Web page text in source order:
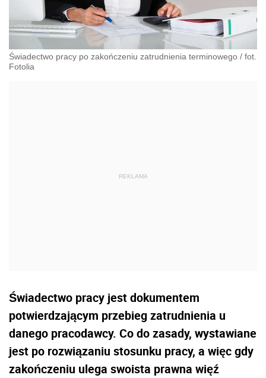
Świadectwo pracy po zakończeniu zatrudnienia terminowego / fot.
Fotolia
Świadectwo pracy jest dokumentem
potwierdzającym przebieg zatrudnienia u
danego pracodawcy. Co do zasady, wystawiane
jest po rozwiązaniu stosunku pracy, a więc gdy
zakończeniu ulega swoista prawna więź